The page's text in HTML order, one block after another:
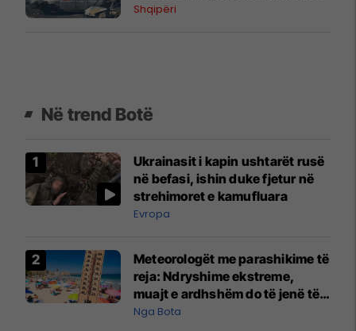
Shqipëri
Në trend Botë
Ukrainasit i kapin ushtarët rusë
në befasi, ishin duke fjetur në
strehimoret e kamufluara
Evropa
Meteorologët me parashikime të
reja: Ndryshime ekstreme,
muajt e ardhshëm do të jenë të
pazakontë
Nga Bota